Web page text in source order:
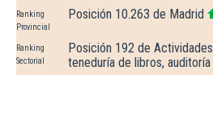
Ranking
Provincial
Posición 10.263 de Madrid
Ranking
Sectorial
Posición 192 de
teneduría de libros,